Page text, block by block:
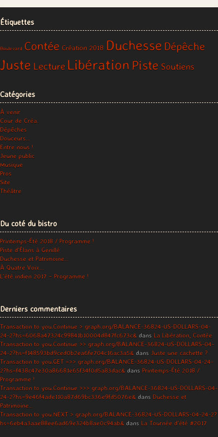
Étiquettes
Boulevard Contée Création 2018 Duchesse Dépêche
Juste Lecture Libération Piste Soutiens
Catégories
À venir
Cour de Créa.
Dépêches
Douceurs…
Entre nous !
Jeune public
Musique
Pros
Site
Théâtre
Du coté du bistro
Printemps-Été 2018 / Programme !
Piste d’Élans à Genillé
Duchesse et Patrimoine…
À Quatre Voix…
L’été indien 2017 – Programme !
Derniers commentaires
Transaction to you.Continue > graph.org/BALANCE-36824-US-DOLLARS-04-
24-2?hs=6068a47324c99841b10004d847fc673c& dans La Libération, Contée
Transaction to you.Continue >> graph.org/BALANCE-36824-US-DOLLARS-04-
24-2?hs=f148593bd9ced0b2ea6fe704c16ac3a5& dans Juste une cachette ?
Transaction to you.GET =>> graph.org/BALANCE-36824-US-DOLLARS-04-24-
2?hs=f438c47e30a86681e65f34f0d5a83dac& dans Printemps-Été 2018 /
Programme !
Transaction to you.Continue >>> graph.org/BALANCE-36824-US-DOLLARS-04-
24-2?hs=9e46f4ade110a87d69bc336e9fd5076e& dans Duchesse et
Patrimoine…
Transaction to you.NEXT > graph.org/BALANCE-36824-US-DOLLARS-04-24-2?
hs=6eb4a3aae88ee6ad69e324b8ae0c94ab& dans La Tournée d’été #2017